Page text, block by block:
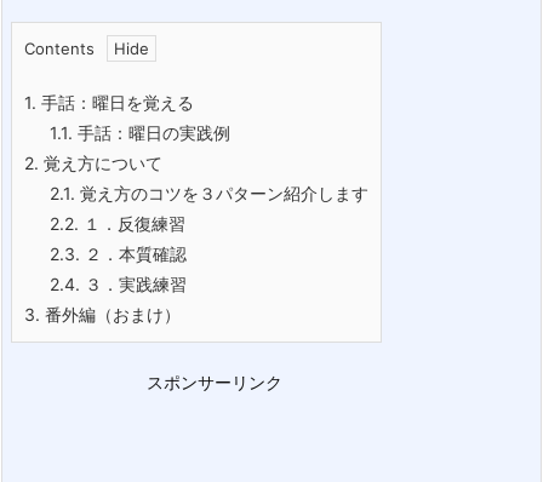
Contents
1. 手話：曜日を覚える
1.1. 手話：曜日の実践例
2. 覚え方について
2.1. 覚え方のコツを３パターン紹介します
2.2. １．反復練習
2.3. ２．本質確認
2.4. ３．実践練習
3. 番外編（おまけ）
スポンサーリンク